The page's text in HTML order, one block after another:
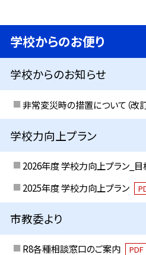
学校からのお便り
学校からのお知らせ
非常変災時の措置について（改訂
学校力向上プラン
2026年度 学校力向上プラン_
2025年度 学校力向上プラン
市教委より
R8各種相談窓口のご案内 PDF